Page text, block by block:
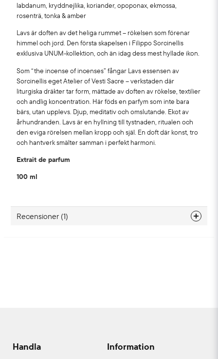
labdanum, kryddnejlika, koriander, opoponax, ekmossa,
rosenträ, tonka & amber
Lavs är doften av det heliga rummet – rökelsen som förenar
himmel och jord. Den första skapelsen i Filippo Sorcinellis
exklusiva UNUM-kollektion, och än idag dess mest hyllade ikon.
Som “the incense of incenses” fångar Lavs essensen av
Sorcinellis eget Atelier of Vesti Sacre – verkstaden där
liturgiska dräkter tar form, mättade av doften av rökelse, textilier
och andlig koncentration. Här föds en parfym som inte bara
bärs, utan upplevs. Djup, meditativ och omslutande. Ekot av
århundranden. Lavs är en hyllning till tystnaden, ritualen och
den eviga rörelsen mellan kropp och själ. En doft där konst, tro
och hantverk smälter samman i perfekt harmoni.
Extrait de parfum
100 ml
Recensioner (1)
Handla Information